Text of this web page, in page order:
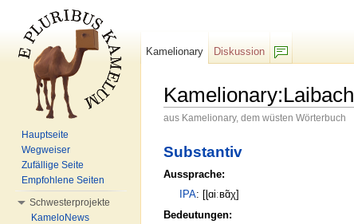
Kamelionary:Laibach
aus Kamelionary, dem wüsten Wörterbuch
Substantiv
Aussprache:
IPA: [ɭɑiːʙɑ̃χ]
Bedeutungen:
Kamelionary
Diskussion
Hauptseite
Wegweiser
Zufällige Seite
Empfohlene Seiten
Schwesterprojekte
KameloNews